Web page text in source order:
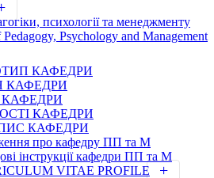
психології та менеджменту
Psychology and Management
КАФЕДРИ
КАФЕДРИ
КАФЕДРИ
КАФЕДРИ
КАФЕДРИ
про кафедру ПП та М
інструкції кафедри ПП та М
VITAE PROFILE